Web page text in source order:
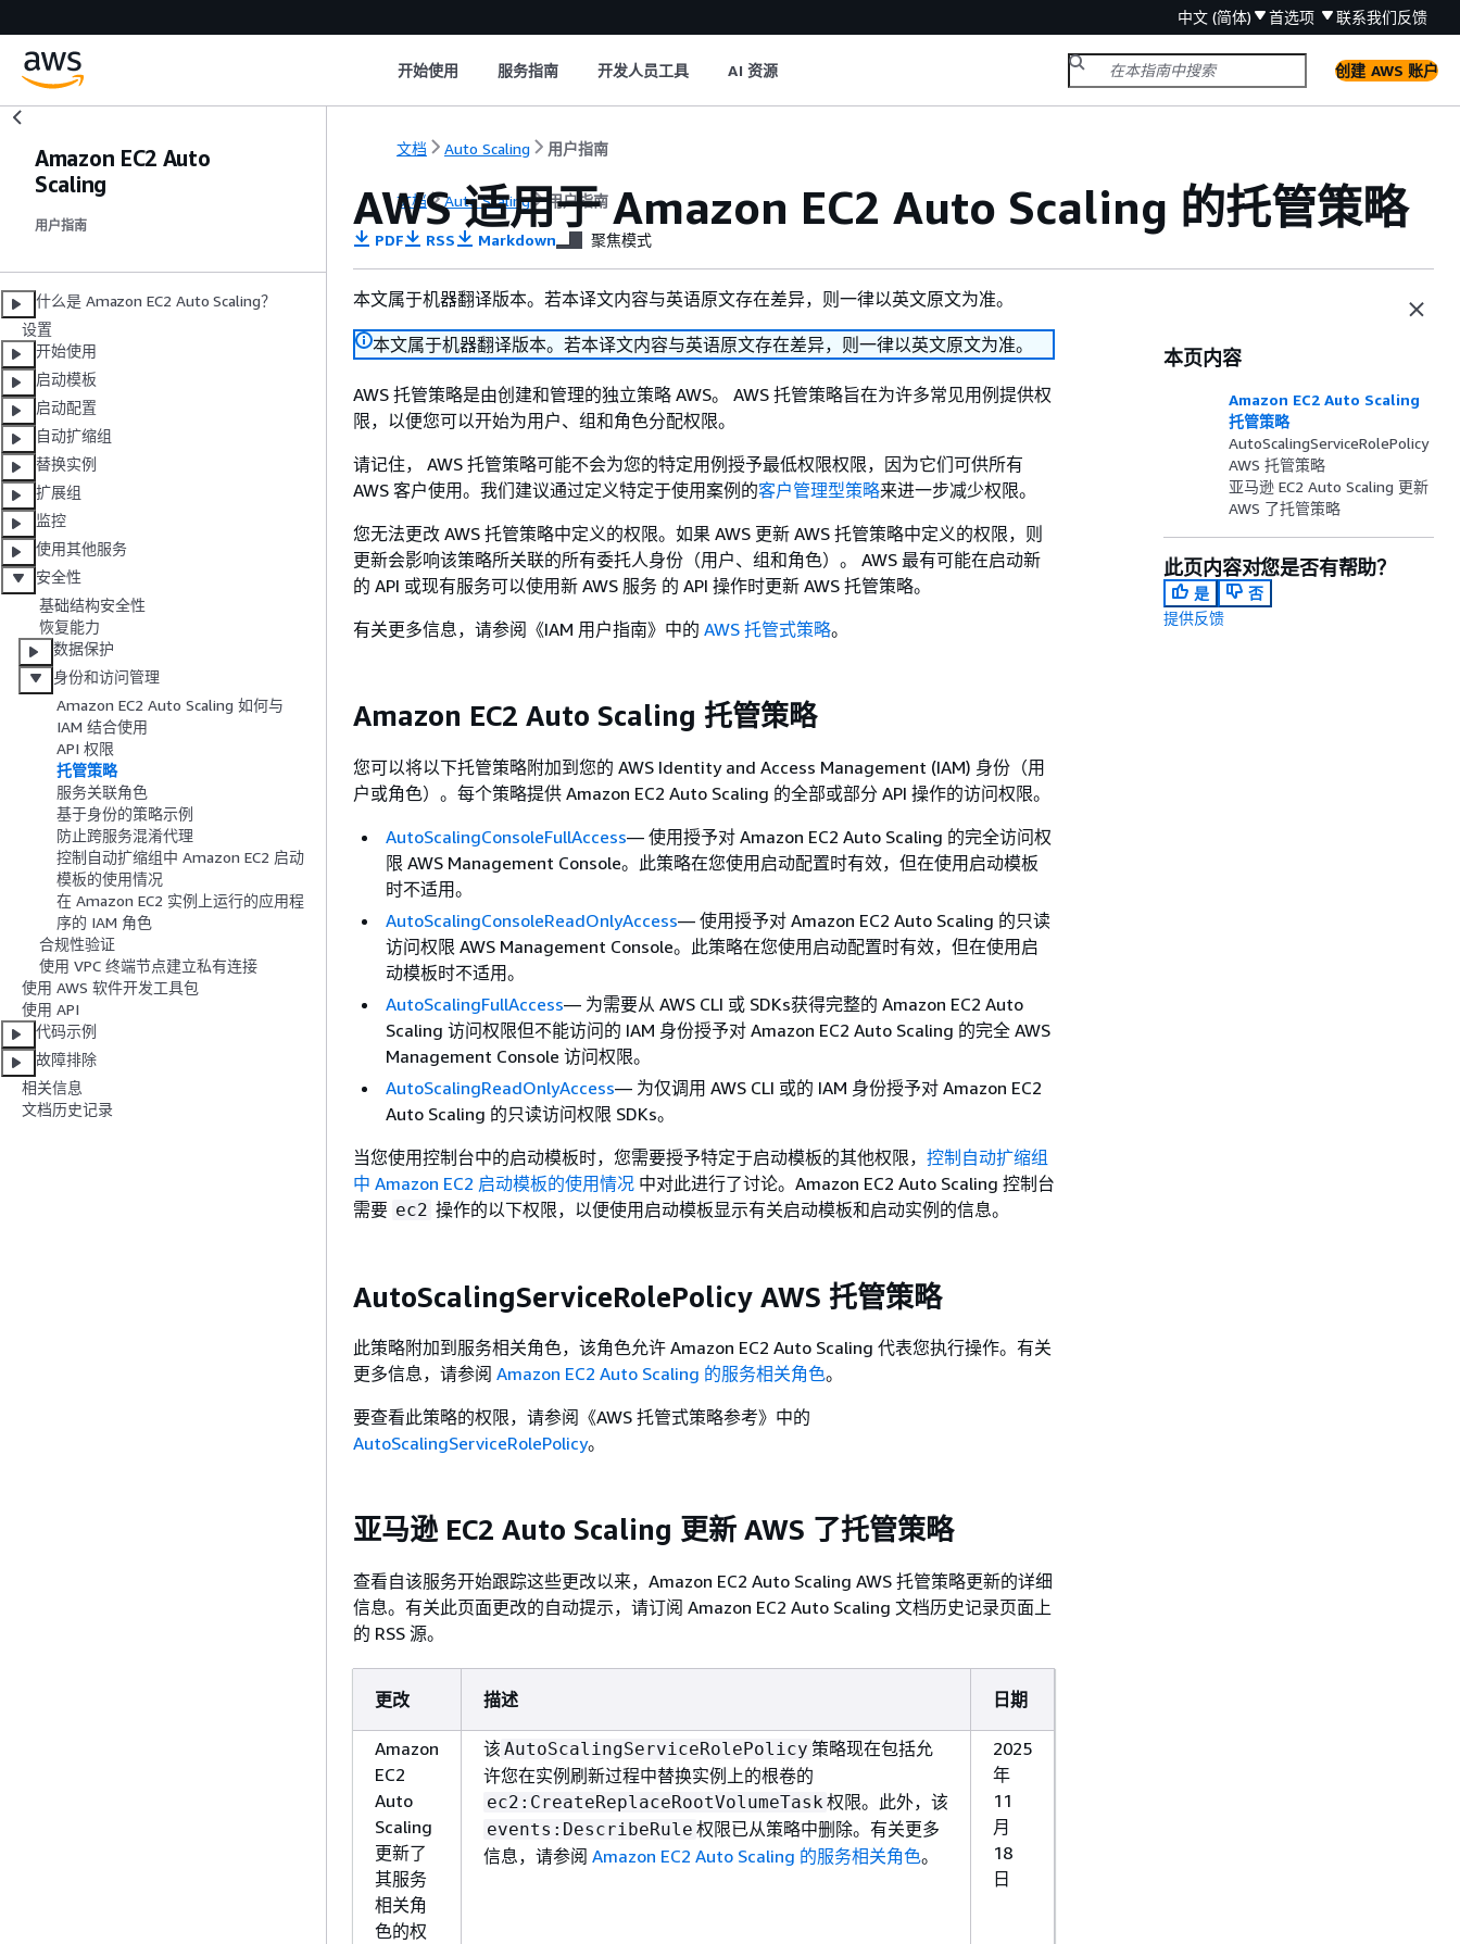
中文 (简体) 首选项 联系我们反馈
开始使用 服务指南 开发人员工具 AI 资源 创建 AWS 账户
Amazon EC2 Auto
Scaling
用户指南
什么是 Amazon EC2 Auto Scaling？
设置
开始使用
启动模板
启动配置
自动扩缩组
替换实例
扩展组
监控
使用其他服务
安全性
基础结构安全性
恢复能力
数据保护
身份和访问管理
Amazon EC2 Auto Scaling 如何与
IAM 结合使用
API 权限
托管策略
服务关联角色
基于身份的策略示例
防止跨服务混淆代理
控制自动扩缩组中 Amazon EC2 启动
模板的使用情况
在 Amazon EC2 实例上运行的应用程
序的 IAM 角色
合规性验证
使用 VPC 终端节点建立私有连接
使用 AWS 软件开发工具包
使用 API
代码示例
故障排除
相关信息
文档历史记录
文档 Auto Scaling 用户指南
文档 Auto Scaling 用户指南
AWS 适用于 Amazon EC2 Auto Scaling 的托管策略
PDF RSS Markdown 聚焦模式
本文属于机器翻译版本。若本译文内容与英语原文存在差异，则一律以英文原文为准。
本文属于机器翻译版本。若本译文内容与英语原文存在差异，则一律以英文原文为准。
AWS 托管策略是由创建和管理的独立策略 AWS。 AWS 托管策略旨在为许多常见用例提供权
限，以便您可以开始为用户、组和角色分配权限。
请记住， AWS 托管策略可能不会为您的特定用例授予最低权限权限，因为它们可供所有
AWS 客户使用。我们建议通过定义特定于使用案例的客户管理型策略来进一步减少权限。
您无法更改 AWS 托管策略中定义的权限。如果 AWS 更新 AWS 托管策略中定义的权限，则
更新会影响该策略所关联的所有委托人身份（用户、组和角色）。 AWS 最有可能在启动新
的 API 或现有服务可以使用新 AWS 服务 的 API 操作时更新 AWS 托管策略。
有关更多信息，请参阅《IAM 用户指南》 中的 AWS 托管式策略。
Amazon EC2 Auto Scaling 托管策略
您可以将以下托管策略附加到您的 AWS Identity and Access Management (IAM) 身份（用
户或角色）。每个策略提供 Amazon EC2 Auto Scaling 的全部或部分 API 操作的访问权限。
AutoScalingConsoleFullAccess— 使用授予对 Amazon EC2 Auto Scaling 的完全访问权
限 AWS Management Console。此策略在您使用启动配置时有效，但在使用启动模板
时不适用。
AutoScalingConsoleReadOnlyAccess— 使用授予对 Amazon EC2 Auto Scaling 的只读
访问权限 AWS Management Console。此策略在您使用启动配置时有效，但在使用启
动模板时不适用。
AutoScalingFullAccess— 为需要从 AWS CLI 或 SDKs获得完整的 Amazon EC2 Auto
Scaling 访问权限但不能访问的 IAM 身份授予对 Amazon EC2 Auto Scaling 的完全 AWS
Management Console 访问权限。
AutoScalingReadOnlyAccess— 为仅调用 AWS CLI 或的 IAM 身份授予对 Amazon EC2
Auto Scaling 的只读访问权限 SDKs。
当您使用控制台中的启动模板时，您需要授予特定于启动模板的其他权限， 控制自动扩缩组
中 Amazon EC2 启动模板的使用情况 中对此进行了讨论。Amazon EC2 Auto Scaling 控制台
需要 ec2 操作的以下权限，以便使用启动模板显示有关启动模板和启动实例的信息。
AutoScalingServiceRolePolicy AWS 托管策略
此策略附加到服务相关角色，该角色允许 Amazon EC2 Auto Scaling 代表您执行操作。有关
更多信息，请参阅 Amazon EC2 Auto Scaling 的服务相关角色。
要查看此策略的权限，请参阅《AWS 托管式策略参考》中的
AutoScalingServiceRolePolicy。
亚马逊 EC2 Auto Scaling 更新 AWS 了托管策略
查看自该服务开始跟踪这些更改以来，Amazon EC2 Auto Scaling AWS 托管策略更新的详细
信息。有关此页面更改的自动提示，请订阅 Amazon EC2 Auto Scaling 文档历史记录页面上
的 RSS 源。
更改 描述 日期
Amazon
EC2
Auto
Scaling
更新了
其服务
相关角
色的权
该 AutoScalingServiceRolePolicy 策略现在包括允
许您在实例刷新过程中替换实例上的根卷的
ec2:CreateReplaceRootVolumeTask 权限。此外，该
events:DescribeRule 权限已从策略中删除。有关更多
信息，请参阅 Amazon EC2 Auto Scaling 的服务相关角色。
2025
年
11
月
18
日
本页内容
Amazon EC2 Auto Scaling
托管策略
AutoScalingServiceRolePolicy
AWS 托管策略
亚马逊 EC2 Auto Scaling 更新
AWS 了托管策略
此页内容对您是否有帮助？
是
否
提供反馈